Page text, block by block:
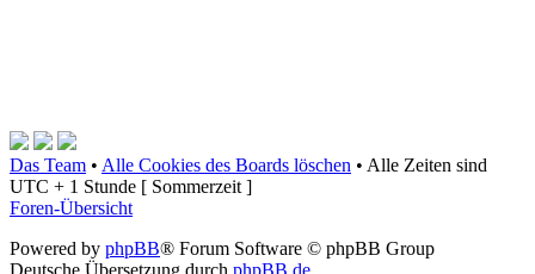
Das Team • Alle Cookies des Boards löschen • Alle Zeiten sind
UTC + 1 Stunde [ Sommerzeit ]
Foren-Übersicht
Powered by phpBB® Forum Software © phpBB Group